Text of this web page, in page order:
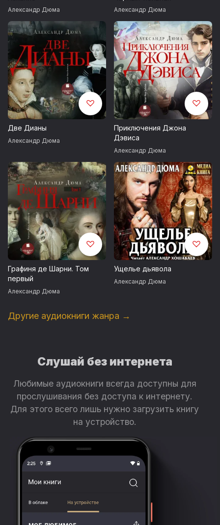
Александр Дюма Александр Дюма
Две Дианы
Александр Дюма
Приключения Джона
Дэвиса
Александр Дюма
Графиня де Шарни. Том
первый
Александр Дюма
Ущелье дьявола
Александр Дюма
Другие аудиокниги жанра →
Слушай без интернета
Любимые аудиокниги всегда доступны для
прослушивания без доступа к интернету.
Для этого всего лишь нужно загрузить книгу
на устройство.